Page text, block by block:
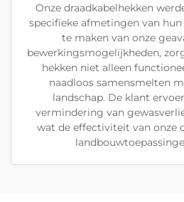
Onze draadkabelhekken
specifieke afmetingen van
te maken van onze
bewerkingsmogelijkheden,
hekken niet alleen
naadloos samensmelten
landschap. De klant
vermindering van
wat de effectiviteit van onze